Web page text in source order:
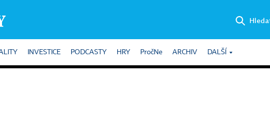
INVESTICE PODCASTY HRY PročNe ARCHIV DALŠÍ